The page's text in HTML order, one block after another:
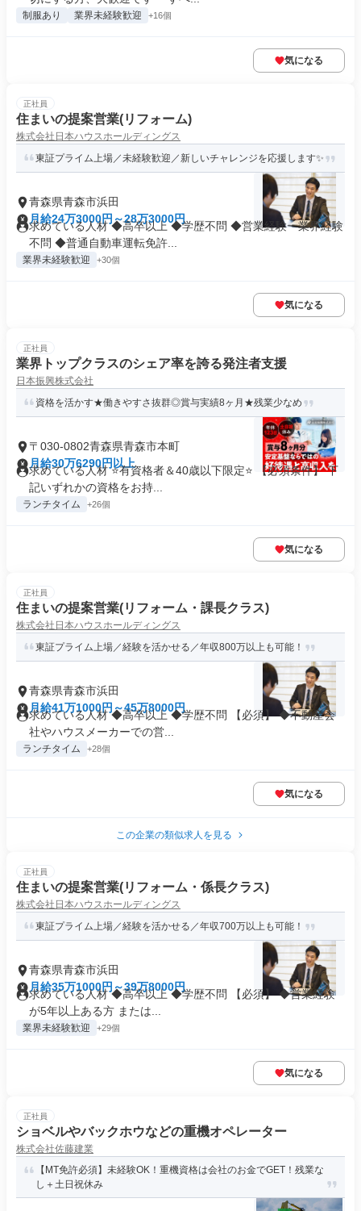
制服あり 業界未経験歓迎 +16個
気になる
正社員
住まいの提案営業(リフォーム)
株式会社日本ハウスホールディングス
東証プライム上場／未経験歓迎／新しいチャレンジを応援します✨
青森県青森市浜田
月給24万3000円～28万3000円
求めている人材 ◆高卒以上 ◆学歴不問 ◆営業経験・業界経験
不問 ◆普通自動車運転免許...
業界未経験歓迎 +30個
気になる
正社員
業界トップクラスのシェア率を誇る発注者支援
日本振興株式会社
資格を活かす★働きやすさ抜群◎賞与実績8ヶ月★残業少なめ
〒030-0802青森県青森市本町
月給30万6290円以上
求めている人材 ⭐有資格者＆40歳以下限定⭐ 【必須条件】 下
記いずれかの資格をお持...
ランチタイム +26個
気になる
正社員
住まいの提案営業(リフォーム・課長クラス)
株式会社日本ハウスホールディングス
東証プライム上場／経験を活かせる／年収800万以上も可能！
青森県青森市浜田
月給41万1000円～45万8000円
求めている人材 ◆高卒以上 ◆学歴不問 【必須】 ◆不動産会
社やハウスメーカーでの営...
ランチタイム +28個
気になる
この企業の類似求人を見る
正社員
住まいの提案営業(リフォーム・係長クラス)
株式会社日本ハウスホールディングス
東証プライム上場／経験を活かせる／年収700万以上も可能！
青森県青森市浜田
月給35万1000円～39万8000円
求めている人材 ◆高卒以上 ◆学歴不問 【必須】 ◆営業経験
が5年以上ある方 または...
業界未経験歓迎 +29個
気になる
正社員
ショベルやバックホウなどの重機オペレーター
株式会社佐藤建業
【MT免許必須】未経験OK！重機資格は会社のお金でGET！残業な
し＋土日祝休み